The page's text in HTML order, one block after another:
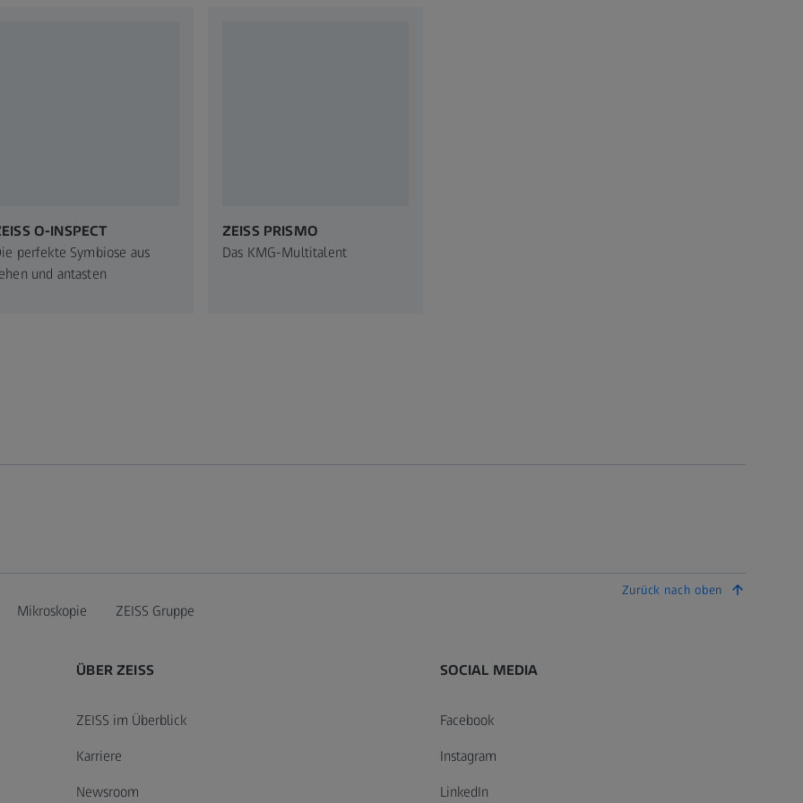
O-INSPECT
perfekte Symbiose aus
und antasten
ZEISS PRISMO​
Das KMG-Multitalent ​
Zurück nach oben
Mikroskopie ZEISS Gruppe
ÜBER ZEISS
ZEISS im Überblick
Karriere
Newsroom
SOCIAL MEDIA
Facebook
Instagram
LinkedIn